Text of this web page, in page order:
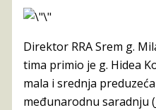
Direktor RRA Srem g.
tima primio je g. Hidea
mala i srednja
međunarodnu saradnju